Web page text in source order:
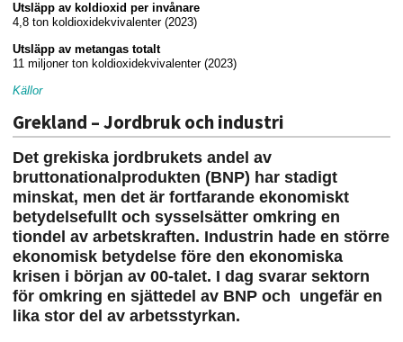
Utsläpp av koldioxid per invånare
4,8 ton koldioxidekvivalenter (2023)
Utsläpp av metangas totalt
11 miljoner ton koldioxidekvivalenter (2023)
Källor
Grekland – Jordbruk och industri
Det grekiska jordbrukets andel av
bruttonationalprodukten (BNP) har stadigt
minskat, men det är fortfarande ekonomiskt
betydelsefullt och sysselsätter omkring en
tiondel av arbetskraften. Industrin hade en större
ekonomisk betydelse före den ekonomiska
krisen i början av 00-talet. I dag svarar sektorn
för omkring en sjättedel av BNP och ungefär en
lika stor del av arbetsstyrkan.